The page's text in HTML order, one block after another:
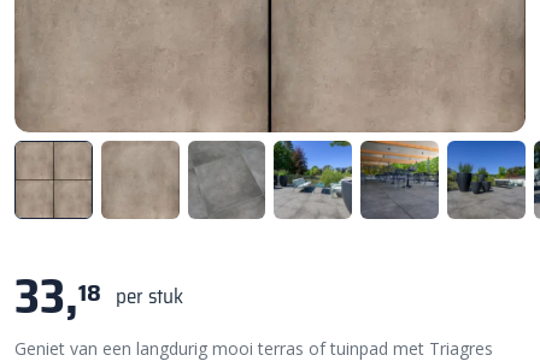
33,18 per stuk
Geniet van een langdurig mooi terras of tuinpad met Triagres